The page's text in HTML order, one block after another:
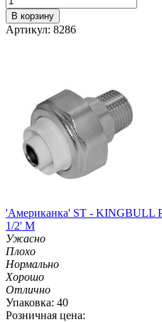
В корзину
Артикул: 8286
'Американка' ST - KINGBULL
1/2' M
Ужасно
Плохо
Нормально
Хорошо
Отлично
Упаковка: 40
Розничная цена: